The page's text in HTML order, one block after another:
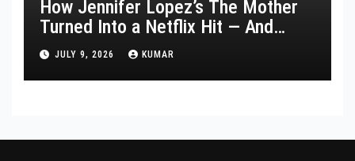
How Jennifer Lopez’s The Mother
Turned Into a Netflix Hit — And
What It Says About Her Staying
Power
JULY 9, 2026 KUMAR